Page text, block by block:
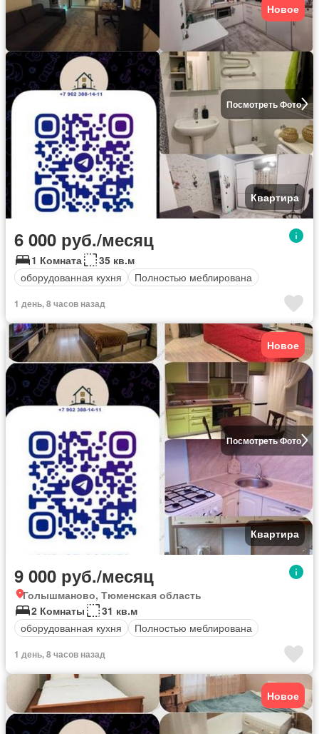
Посмотреть Фото
Новое
Квартира
6 000 руб./месяц
1 Комната
35 кв.м
оборудованная кухня
Полностью меблирована
1 день, 8 часов назад
Посмотреть Фото
Новое
Квартира
9 000 руб./месяц
Голышманово, Тюменская область
2 Комнаты
31 кв.м
оборудованная кухня
Полностью меблирована
1 день, 8 часов назад
Новое